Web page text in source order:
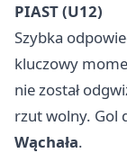
PIAST (U12)
Szybka
kluczowy
nie został
rzut wolny. Gol
Wąchała.